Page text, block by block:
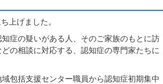
上げました。
症の疑いがある人、そのご家族のもとに訪
の相談に対応する、認知症の専門家たちに
包括支援センター職員から認知症初期集中